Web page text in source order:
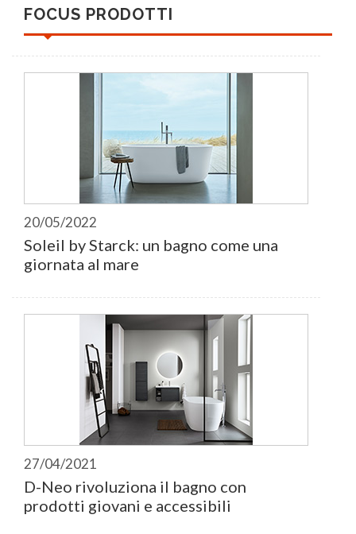
FOCUS PRODOTTI
20/05/2022
Soleil by Starck: un bagno come una
giornata al mare
27/04/2021
D-Neo rivoluziona il bagno con
prodotti giovani e accessibili